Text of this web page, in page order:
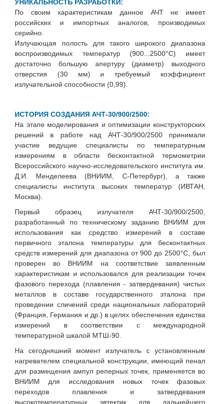
УНИКАЛЬНОСТЬ РАЗРАБОТКИ:
По своим характеристикам данное АЧТ не имеет
российских и импортных аналогов, производимых
серийно.
Излучающая полость для такого широкого диапазона
воспроизводимых температур (900...2500°С) имеет
достаточно большую апертуру (диаметр) выходного
отверстия (30 мм) и требуемый коэффициент
излучательной способности (0,99).
ИСТОРИЯ СОЗДАНИЯ АЧТ-30/900/2500:
На этапе моделирования и оптимизации конструкторских
решений в работе над АЧТ-30/900/2500 принимали
участие ведущие специалисты по температурным
измерениям в области бесконтактной термометрии
Всероссийского научно-исследовательского института им.
Д.И. Менделеева (ВНИИМ, С-Петербург), а также
специалисты института высоких температур (ИВТАН,
Москва).
Первый образец излучателя АЧТ-30/900/2500,
разработанный по техническому заданию ВНИИМ для
использования как средство измерений в составе
первичного эталона температуры для бесконтактных
средств измерений для диапазона от 900 до 2500°С, был
проверен во ВНИИМ на соответствие заявленным
характеристикам и использовался для реализации точек
фазового перехода (плавления - затвердевания) чистых
металлов в составе государственного эталона при
проведении сличений среди национальных лабораторий
(Франция, Германия и др.) в целях обеспечения единства
измерений в соответствии с международной
температурной шкалой МТШ-90.
На сегодняшний момент излучатель с установленным
нагревателем специальной конструкции, имеющий пенал
для размещения ампул реперных точек, применяется во
ВНИИМ для исследования новых точек фазовых
переходов плавления и затвердевания
высокотемпературных эвтектик для дальнейшего